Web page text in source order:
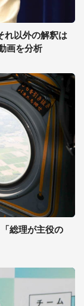
れ以外の解釈は
画を分析
総理が主役の